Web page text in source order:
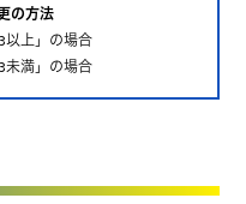
の方法
以上」の場合
未満」の場合